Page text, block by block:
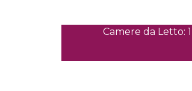
Camere da Letto: 1